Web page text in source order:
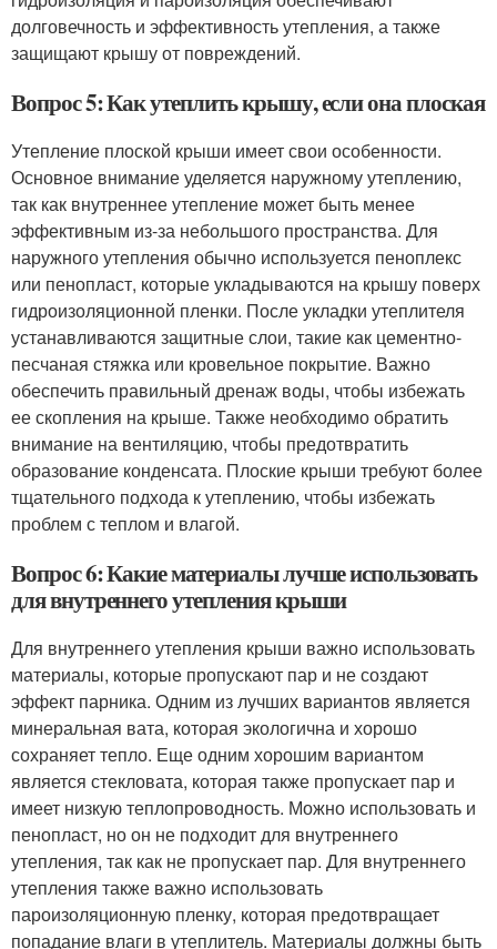
долговечность и эффективность утепления, а также
защищают крышу от повреждений.
Вопрос 5: Как утеплить крышу, если она плоская
Утепление плоской крыши имеет свои особенности.
Основное внимание уделяется наружному утеплению,
так как внутреннее утепление может быть менее
эффективным из-за небольшого пространства. Для
наружного утепления обычно используется пеноплекс
или пенопласт, которые укладываются на крышу поверх
гидроизоляционной пленки. После укладки утеплителя
устанавливаются защитные слои, такие как цементно-
песчаная стяжка или кровельное покрытие. Важно
обеспечить правильный дренаж воды, чтобы избежать
ее скопления на крыше. Также необходимо обратить
внимание на вентиляцию, чтобы предотвратить
образование конденсата. Плоские крыши требуют более
тщательного подхода к утеплению, чтобы избежать
проблем с теплом и влагой.
Вопрос 6: Какие материалы лучше использовать
для внутреннего утепления крыши
Для внутреннего утепления крыши важно использовать
материалы, которые пропускают пар и не создают
эффект парника. Одним из лучших вариантов является
минеральная вата, которая экологична и хорошо
сохраняет тепло. Еще одним хорошим вариантом
является стекловата, которая также пропускает пар и
имеет низкую теплопроводность. Можно использовать и
пенопласт, но он не подходит для внутреннего
утепления, так как не пропускает пар. Для внутреннего
утепления также важно использовать
пароизоляционную пленку, которая предотвращает
попадание влаги в утеплитель. Материалы должны быть